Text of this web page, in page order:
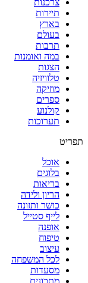
צרכנות
תיירות
בארץ
בעולם
תרבות
במה ואומנות
הצגות
טלוויזיה
מוזיקה
ספרים
קולנוע
תערוכות
תפריט
אוכל
בלוגים
בריאות
הריון ולידה
כושר ותזונה
לייף סטייל
אופנה
טיפוח
עיצוב
לכל המשפחה
מסעדות
מתכונים